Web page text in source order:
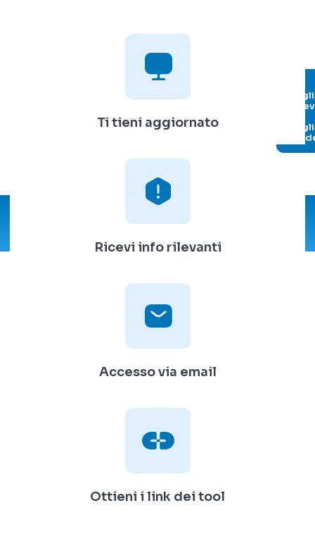
Ti tieni aggiornato
Ricevi info rilevanti
Accesso via email
Ottieni i link dei tool